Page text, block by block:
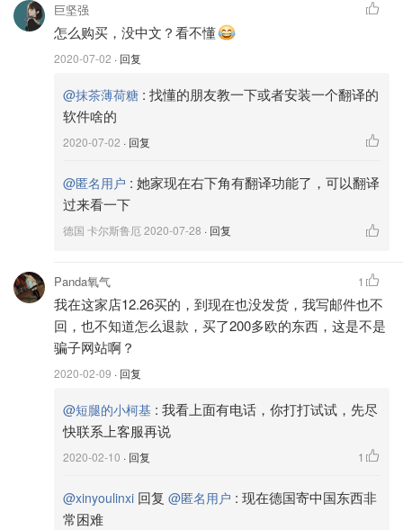
巨坚强
怎么购买，没中文？看不懂
2020-07-02 · 回复
@抹茶薄荷糖 : 找懂的朋友教一下或者安装一个翻译的
软件啥的
2020-07-02 · 回复
@匿名用户 : 她家现在右下角有翻译功能了，可以翻译
过来看一下
德国 卡尔斯鲁厄2020-07-28 · 回复
Panda氧气
我在这家店12.26买的，到现在也没发货，我写邮件也不
回，也不知道怎么退款，买了200多欧的东西，这是不是
骗子网站啊？
2020-02-09 · 回复
1
@短腿的小柯基 : 我看上面有电话，你打打试试，先尽
快联系上客服再说
2020-02-10 · 回复 1
@xinyoulinxi 回复 @匿名用户 : 现在德国寄中国东西非
常困难